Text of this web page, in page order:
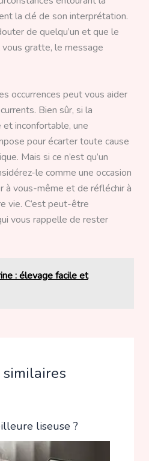
la clé de son interprétation.
de quelqu’un et que le
gratte, le message
occurrences peut vous aider
Bien sûr, si la
inconfortable, une
pour écarter toute cause
Mais si ce n’est qu’un
le comme une occasion
à vous-même et de réfléchir à
vie. C’est peut-être
vous rappelle de rester
: élevage facile et
liseuse ?